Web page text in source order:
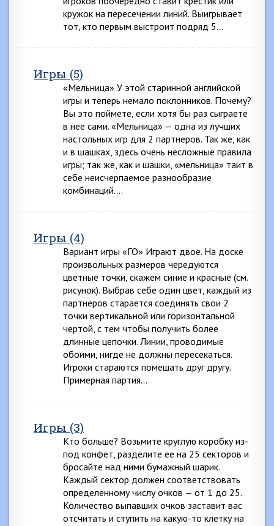
кружок на пересечении линий. Выигрывает
тот, кто первым выстроит подряд 5…
Игры (5)
«Мельница» У этой старинной английской
игры и теперь немало поклонников. Почему?
Вы это поймете, если хотя бы раз сыграете
в нее сами. «Мельница» — одна из лучших
настольных игр для 2 партнеров. Так же, как
и в шашках, здесь очень несложные правила
игры; так же, как и шашки, «мельница» таит в
себе неисчерпаемое разнообразие
комбинаций….
Игры (4)
Вариант игры «ГО» Играют двое. На доске
произвольных размеров чередуются
цветные точки, скажем синие и красные (см.
рисунок). Выбрав себе один цвет, каждый из
партнеров старается соединять свои 2
точки вертикальной или горизонтальной
чертой, с тем чтобы получить более
длинные цепочки. Линии, проводимые
обоими, нигде не должны пересекаться.
Игроки стараются помешать друг другу.
Примерная партия…
Игры (3)
Кто больше? Возьмите круглую коробку из-
под конфет, разделите ее на 25 секторов и
бросайте над ними бумажный шарик.
Каждый сектор должен соответствовать
определенному числу очков — от 1 до 25.
Количество выпавших очков заставит вас
отсчитать и ступить на какую-то клетку на